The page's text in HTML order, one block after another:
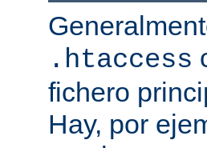
.htaccess
fichero
Hay, por